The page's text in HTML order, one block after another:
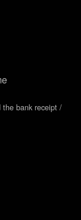
the bank receipt /